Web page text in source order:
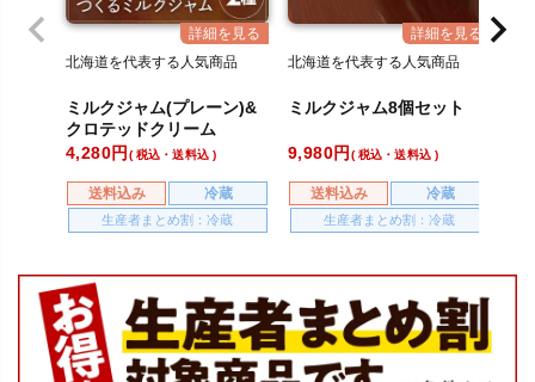
北海道を代表する人気商品
ミルクジャム(プレーン)&
クロテッドクリーム
送料込み 冷蔵
生産者まとめ割：冷蔵
4,280 税込・送料込
北海道を代表する人気商品
ミルクジャム8個セット
送料込み 冷蔵
生産者まとめ割：冷蔵
9,980 税込・送料込